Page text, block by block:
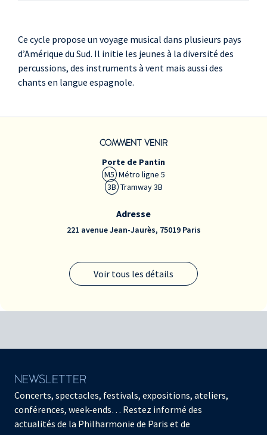
Ce cycle propose un voyage musical dans plusieurs pays
d’Amérique du Sud. Il initie les jeunes à la diversité des
percussions, des instruments à vent mais aussi des
chants en langue espagnole.
COMMENT VENIR
Voir tous les détails
Porte de Pantin
M5 Métro ligne 5
3B Tramway 3B
Adresse
221 avenue Jean-Jaurès, 75019 Paris
NEWSLETTER
Concerts, spectacles, festivals, expositions, ateliers,
conférences, week-ends… Restez informé des
actualités de la Philharmonie de Paris et de